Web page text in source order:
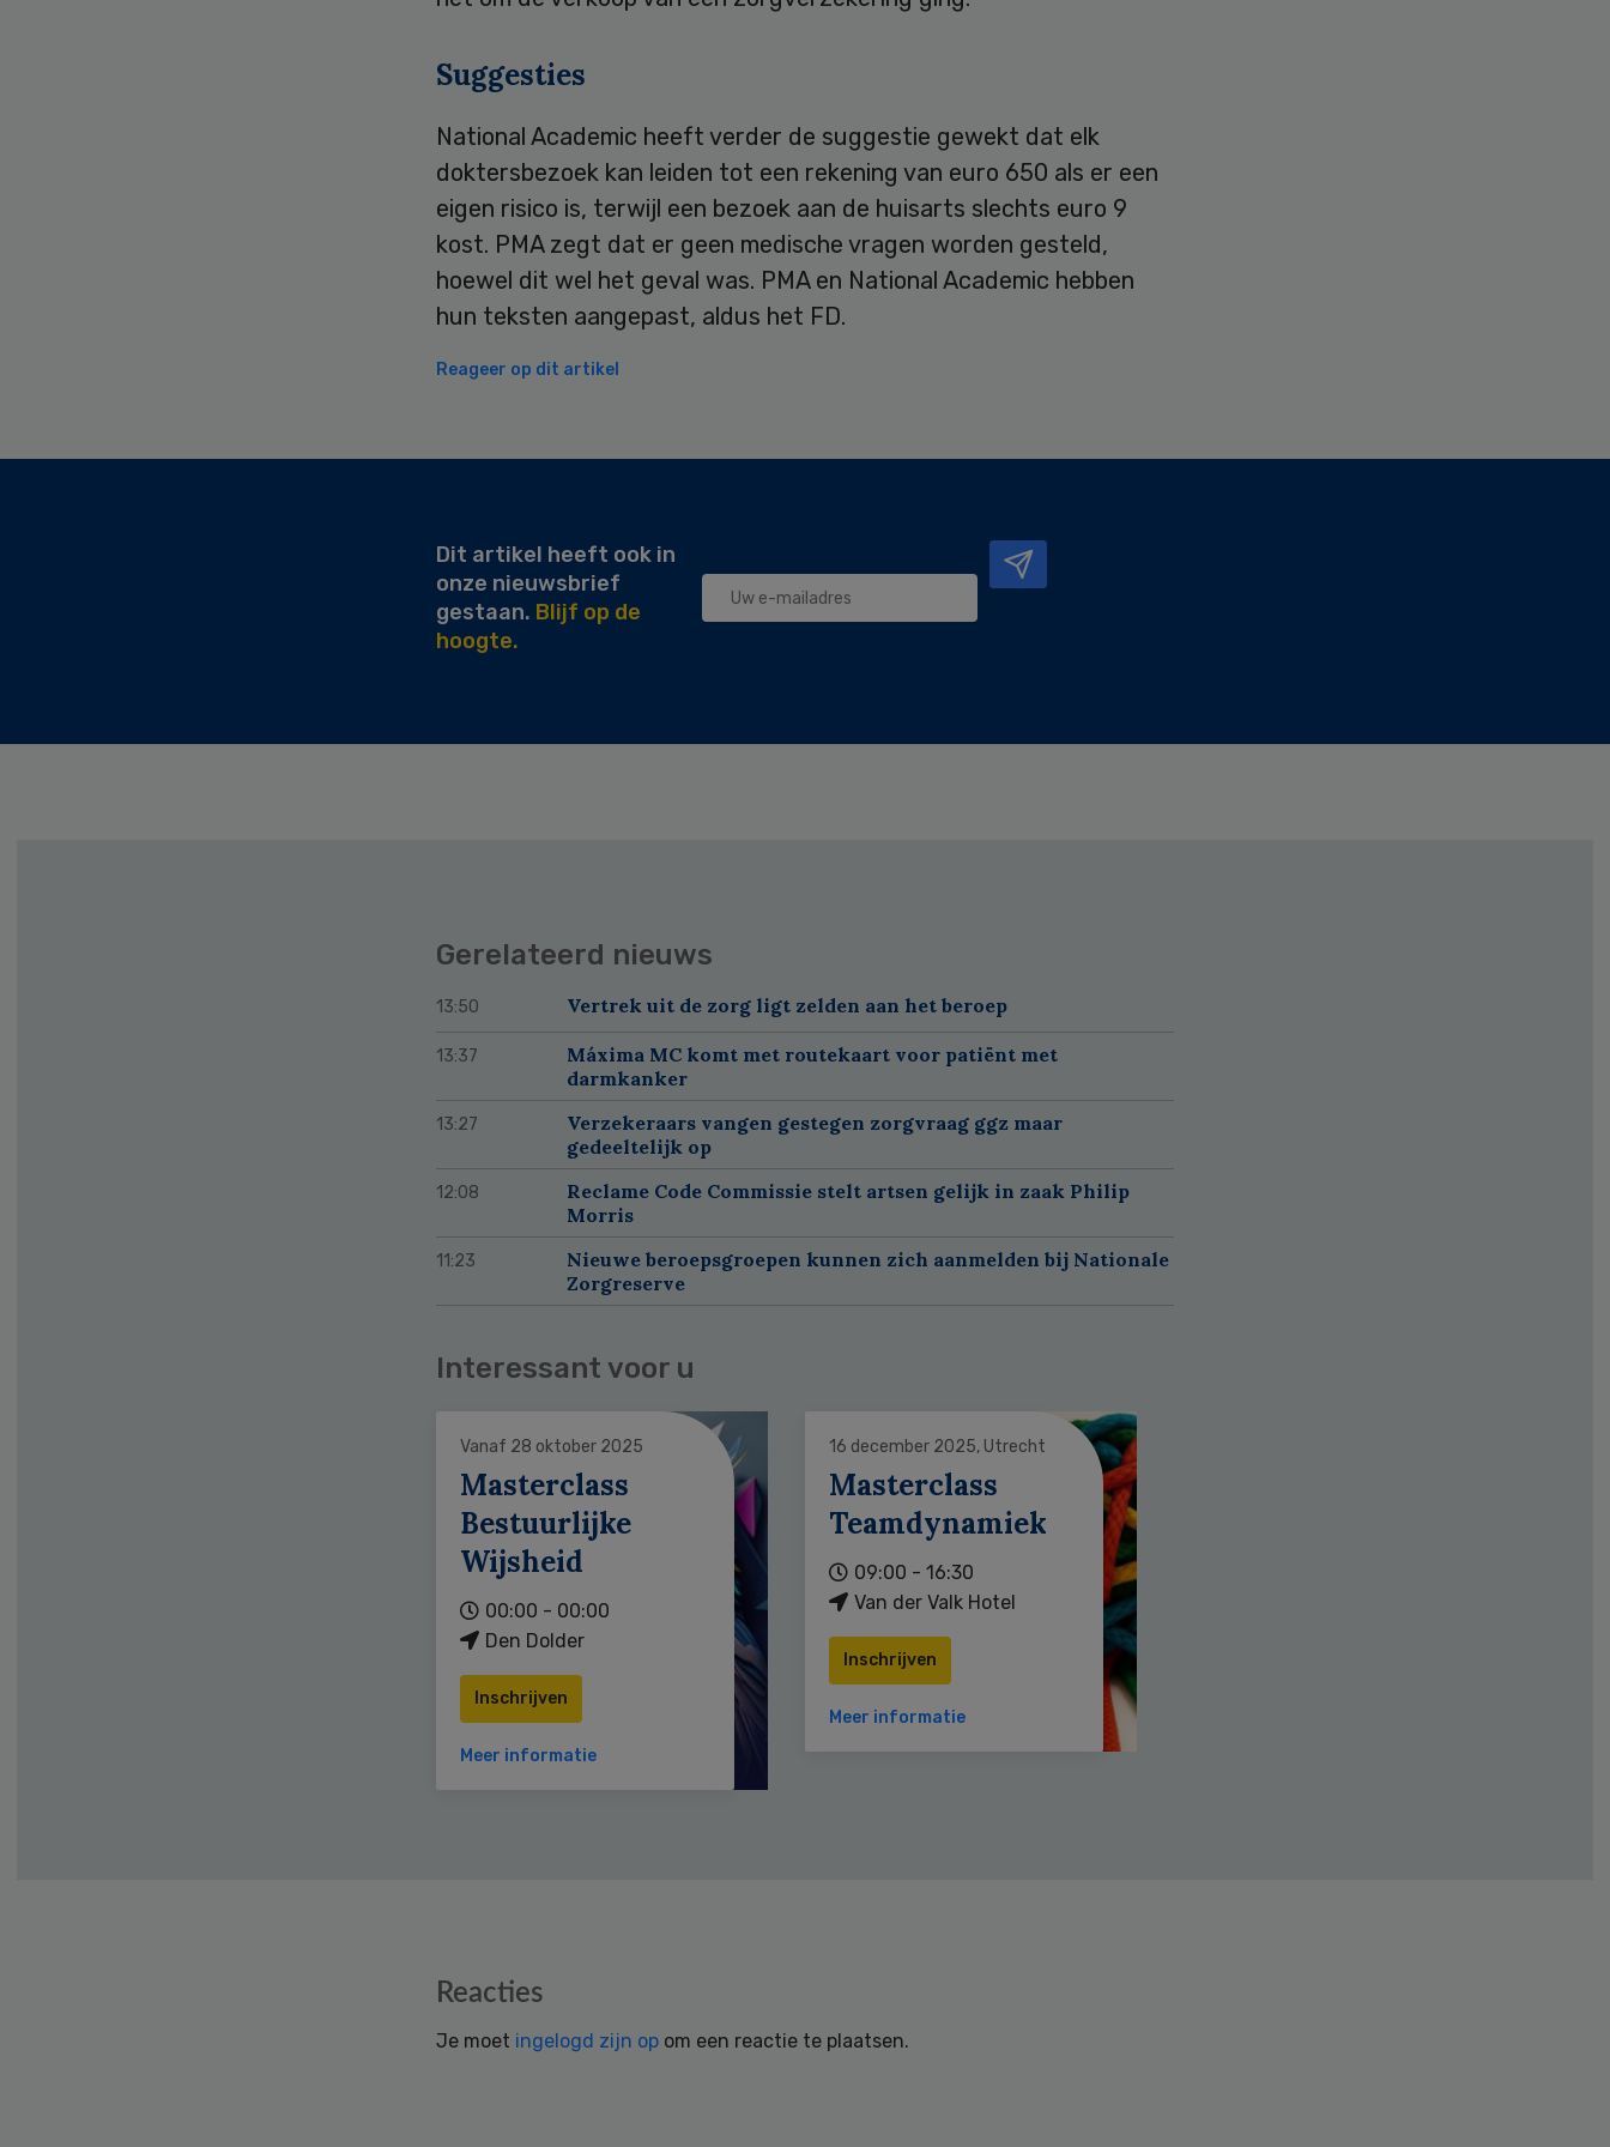
Suggesties
National Academic heeft verder de suggestie gewekt dat elk
doktersbezoek kan leiden tot een rekening van euro 650 als er een
eigen risico is, terwijl een bezoek aan de huisarts slechts euro 9
kost. PMA zegt dat er geen medische vragen worden gesteld,
hoewel dit wel het geval was. PMA en National Academic hebben
hun teksten aangepast, aldus het FD.
Reageer op dit artikel
Dit artikel heeft ook in
onze nieuwsbrief
gestaan. Blijf op de
hoogte.
Gerelateerd nieuws
13:50 Vertrek uit de zorg ligt zelden aan het beroep
13:37
Máxima MC komt met routekaart voor patiënt met
darmkanker
13:27
Verzekeraars vangen gestegen zorgvraag ggz maar
gedeeltelijk op
12:08
Reclame Code Commissie stelt artsen gelijk in zaak Philip
Morris
11:23
Nieuwe beroepsgroepen kunnen zich aanmelden bij Nationale
Zorgreserve
Interessant voor u
Vanaf 28 oktober 2025
Masterclass
Bestuurlijke
Wijsheid
00:00 - 00:00
Den Dolder
Inschrijven
Meer informatie
16 december 2025, Utrecht
Masterclass
Teamdynamiek
09:00 - 16:30
Van der Valk Hotel
Inschrijven
Meer informatie
Reacties
Je moet ingelogd zijn op om een reactie te plaatsen.